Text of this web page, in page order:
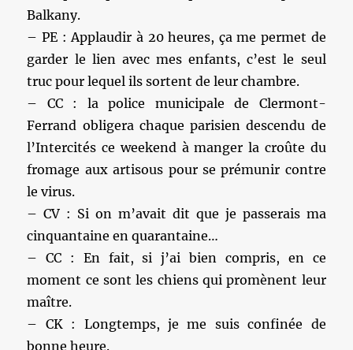
Balkany.
– PE : Applaudir à 20 heures, ça me permet de
garder le lien avec mes enfants, c’est le seul
truc pour lequel ils sortent de leur chambre.
– CC : la police municipale de Clermont-
Ferrand obligera chaque parisien descendu de
l’Intercités ce weekend à manger la croûte du
fromage aux artisous pour se prémunir contre
le virus.
– CV : Si on m’avait dit que je passerais ma
cinquantaine en quarantaine…
– CC : En fait, si j’ai bien compris, en ce
moment ce sont les chiens qui promènent leur
maître.
– CK : Longtemps, je me suis confinée de
bonne heure.